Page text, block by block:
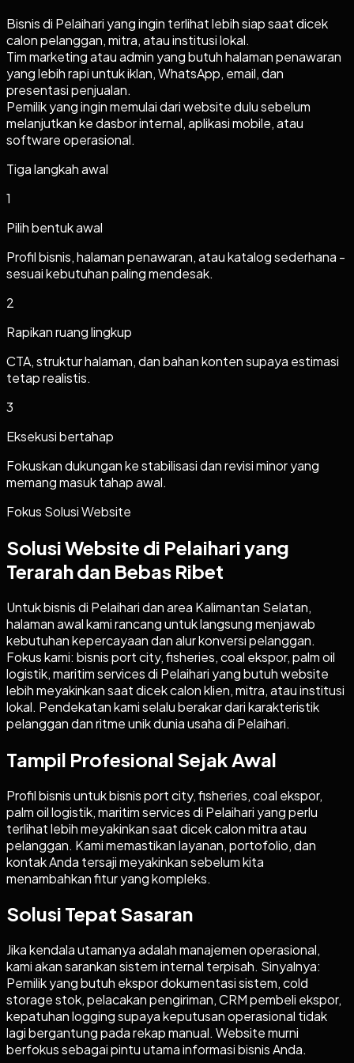
Bisnis di Pelaihari yang ingin terlihat lebih siap saat dicek
calon pelanggan, mitra, atau institusi lokal.
Tim marketing atau admin yang butuh halaman penawaran
yang lebih rapi untuk iklan, WhatsApp, email, dan
presentasi penjualan.
Pemilik yang ingin memulai dari website dulu sebelum
melanjutkan ke dasbor internal, aplikasi mobile, atau
software operasional.
Tiga langkah awal
1
Pilih bentuk awal
Profil bisnis, halaman penawaran, atau katalog sederhana -
sesuai kebutuhan paling mendesak.
2
Rapikan ruang lingkup
CTA, struktur halaman, dan bahan konten supaya estimasi
tetap realistis.
3
Eksekusi bertahap
Fokuskan dukungan ke stabilisasi dan revisi minor yang
memang masuk tahap awal.
Fokus Solusi Website
Solusi Website di Pelaihari yang
Terarah dan Bebas Ribet
Untuk bisnis di Pelaihari dan area Kalimantan Selatan,
halaman awal kami rancang untuk langsung menjawab
kebutuhan kepercayaan dan alur konversi pelanggan.
Fokus kami: bisnis port city, fisheries, coal ekspor, palm oil
logistik, maritim services di Pelaihari yang butuh website
lebih meyakinkan saat dicek calon klien, mitra, atau institusi
lokal. Pendekatan kami selalu berakar dari karakteristik
pelanggan dan ritme unik dunia usaha di Pelaihari.
Tampil Profesional Sejak Awal
Profil bisnis untuk bisnis port city, fisheries, coal ekspor,
palm oil logistik, maritim services di Pelaihari yang perlu
terlihat lebih meyakinkan saat dicek calon mitra atau
pelanggan. Kami memastikan layanan, portofolio, dan
kontak Anda tersaji meyakinkan sebelum kita
menambahkan fitur yang kompleks.
Solusi Tepat Sasaran
Jika kendala utamanya adalah manajemen operasional,
kami akan sarankan sistem internal terpisah. Sinyalnya:
Pemilik yang butuh ekspor dokumentasi sistem, cold
storage stok, pelacakan pengiriman, CRM pembeli ekspor,
kepatuhan logging supaya keputusan operasional tidak
lagi bergantung pada rekap manual. Website murni
berfokus sebagai pintu utama informasi bisnis Anda.